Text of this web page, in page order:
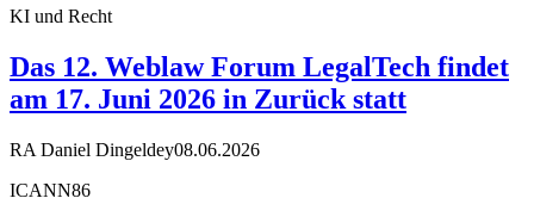
KI und Recht
Das 12. Weblaw Forum LegalTech findet
am 17. Juni 2026 in Zurück statt
RA Daniel Dingeldey08.06.2026
ICANN86